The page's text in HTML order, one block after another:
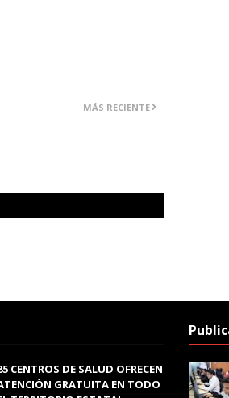
MÁS RECIENTE
CENTROS DE SALUD OFRECEN
GRATUITA EN TODO